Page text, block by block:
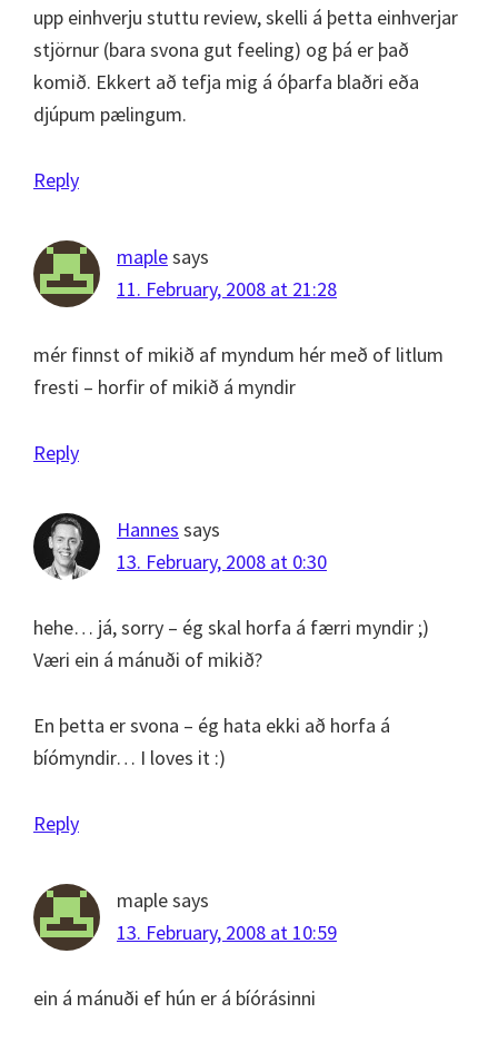
upp einhverju stuttu review, skelli á þetta einhverjar
stjörnur (bara svona gut feeling) og þá er það
komið. Ekkert að tefja mig á óþarfa blaðri eða
djúpum pælingum.
Reply
maplesays
11. February, 2008 at 21:28
mér finnst of mikið af myndum hér með of litlum
fresti – horfir of mikið á myndir
Reply
Hannes says
13. February, 2008 at 0:30
hehe… já, sorry – ég skal horfa á færri myndir ;)
Væri ein á mánuði of mikið?
En þetta er svona – ég hata ekki að horfa á
bíómyndir… I loves it :)
Reply
maplesays
13. February, 2008 at 10:59
ein á mánuði ef hún er á bíórásinni